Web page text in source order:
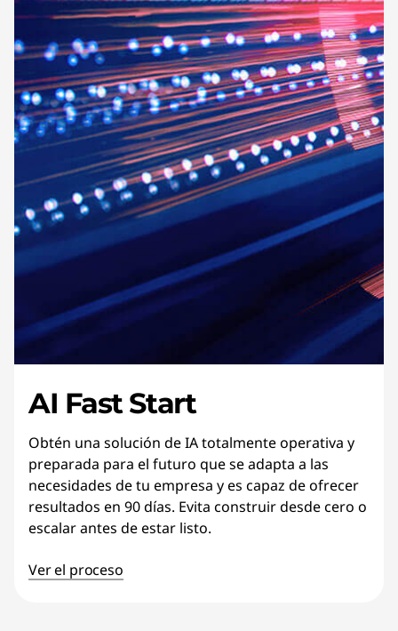
AI Fast Start
Obtén una solución de IA totalmente operativa y
preparada para el futuro que se adapta a las
necesidades de tu empresa y es capaz de ofrecer
resultados en 90 días. Evita construir desde cero o
escalar antes de estar listo.
Ver el proceso